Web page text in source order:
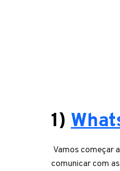
1)
Vamos começar
comunicar com